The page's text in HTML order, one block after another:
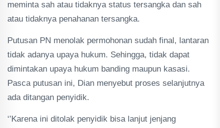
meminta sah atau tidaknya status tersangka dan sah
atau tidaknya penahanan tersangka.
Putusan PN menolak permohonan sudah final, lantaran
tidak adanya upaya hukum. Sehingga, tidak dapat
dimintakan upaya hukum banding maupun kasasi.
Pasca putusan ini, Dian menyebut proses selanjutnya
ada ditangan penyidik.
‘’Karena ini ditolak penyidik bisa lanjut jenjang